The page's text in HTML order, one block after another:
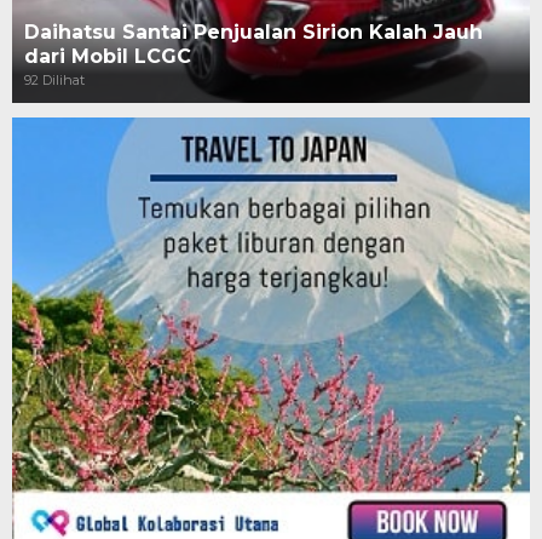
Daihatsu Santai Penjualan Sirion Kalah Jauh
dari Mobil LCGC
92 Dilihat